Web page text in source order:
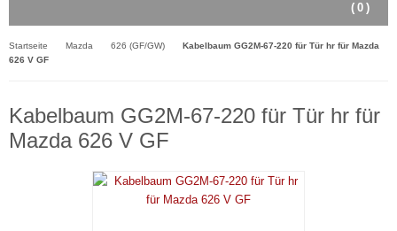
( 0 )
Startseite Mazda 626 (GF/GW)
Kabelbaum GG2M-67-220 für Tür hr für Mazda
626 V GF
Kabelbaum GG2M-67-220 für Tür hr für
Mazda 626 V GF